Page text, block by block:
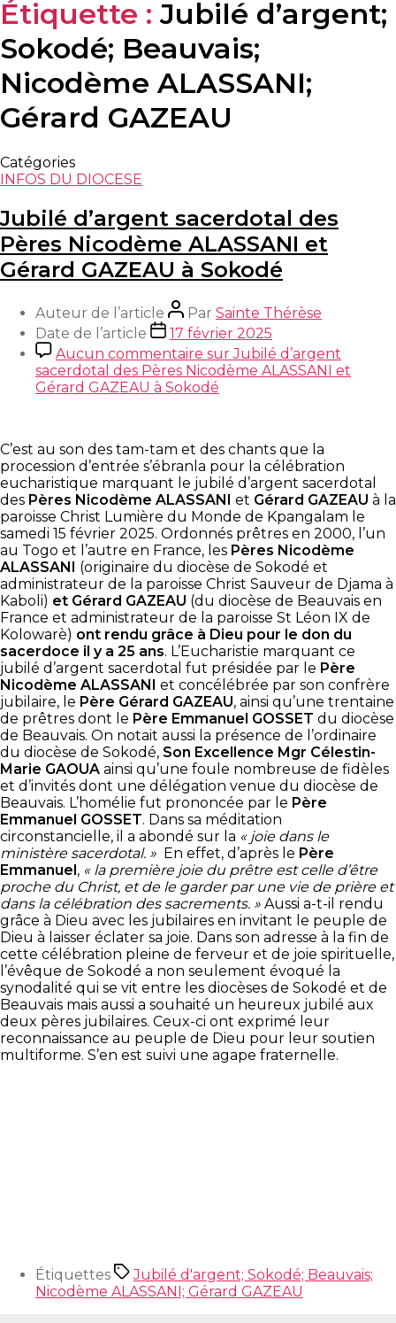
Étiquette : Jubilé d’argent;
Sokodé; Beauvais;
Nicodème ALASSANI;
Gérard GAZEAU
Catégories
INFOS DU DIOCESE
Jubilé d’argent sacerdotal des
Pères Nicodème ALASSANI et
Gérard GAZEAU à Sokodé
Auteur de l’article Par Sainte Thérèse
Date de l’article
17 février 2025
Aucun commentaire sur Jubilé d’argent
sacerdotal des Pères Nicodème ALASSANI et
Gérard GAZEAU à Sokodé
C’est au son des tam-tam et des chants que la
procession d’entrée s’ébranla pour la célébration
eucharistique marquant le jubilé d’argent sacerdotal
des Pères Nicodème ALASSANI et Gérard GAZEAU à la
paroisse Christ Lumière du Monde de Kpangalam le
samedi 15 février 2025. Ordonnés prêtres en 2000, l’un
au Togo et l’autre en France, les Pères Nicodème
ALASSANI (originaire du diocèse de Sokodé et
administrateur de la paroisse Christ Sauveur de Djama à
Kaboli) et Gérard GAZEAU (du diocèse de Beauvais en
France et administrateur de la paroisse St Léon IX de
Kolowarè) ont rendu grâce à Dieu pour le don du
sacerdoce il y a 25 ans. L’Eucharistie marquant ce
jubilé d’argent sacerdotal fut présidée par le Père
Nicodème ALASSANI et concélébrée par son confrère
jubilaire, le Père Gérard GAZEAU, ainsi qu’une trentaine
de prêtres dont le Père Emmanuel GOSSET du diocèse
de Beauvais. On notait aussi la présence de l’ordinaire
du diocèse de Sokodé, Son Excellence Mgr Célestin-
Marie GAOUA ainsi qu’une foule nombreuse de fidèles
et d’invités dont une délégation venue du diocèse de
Beauvais. L’homélie fut prononcée par le Père
Emmanuel GOSSET. Dans sa méditation
circonstancielle, il a abondé sur la « joie dans le
ministère sacerdotal. » En effet, d’après le Père
Emmanuel, « la première joie du prêtre est celle d’être
proche du Christ, et de le garder par une vie de prière et
dans la célébration des sacrements. » Aussi a-t-il rendu
grâce à Dieu avec les jubilaires en invitant le peuple de
Dieu à laisser éclater sa joie. Dans son adresse à la fin de
cette célébration pleine de ferveur et de joie spirituelle,
l’évêque de Sokodé a non seulement évoqué la
synodalité qui se vit entre les diocèses de Sokodé et de
Beauvais mais aussi a souhaité un heureux jubilé aux
deux pères jubilaires. Ceux-ci ont exprimé leur
reconnaissance au peuple de Dieu pour leur soutien
multiforme. S’en est suivi une agape fraternelle.
Étiquettes
Jubilé d'argent; Sokodé; Beauvais;
Nicodème ALASSANI; Gérard GAZEAU